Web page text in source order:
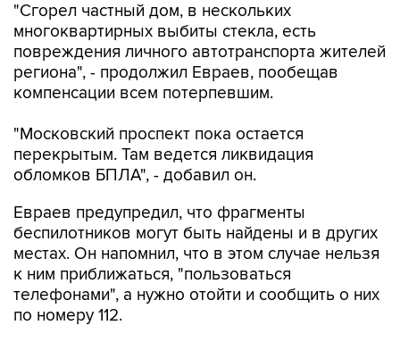
"Сгорел частный дом, в нескольких
многоквартирных выбиты стекла, есть
повреждения личного автотранспорта жителей
региона", - продолжил Евраев, пообещав
компенсации всем потерпевшим.
"Московский проспект пока остается
перекрытым. Там ведется ликвидация
обломков БПЛА", - добавил он.
Евраев предупредил, что фрагменты
беспилотников могут быть найдены и в других
местах. Он напомнил, что в этом случае нельзя
к ним приближаться, "пользоваться
телефонами", а нужно отойти и сообщить о них
по номеру 112.